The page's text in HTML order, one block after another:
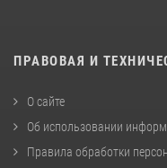
ПРАВОВАЯ И
О сайте
Об использовании
Правила обработки